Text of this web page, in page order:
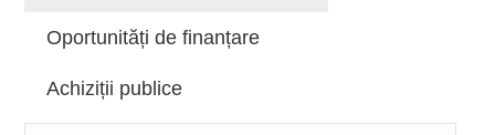
Oportunități de finanțare
Achiziții publice